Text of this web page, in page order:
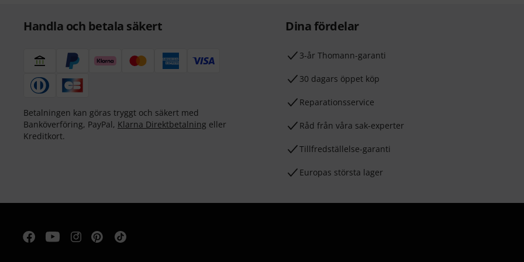
Handla och betala säkert
Betalningen kan göras tryggt och säkert med
Banköverföring, PayPal, Klarna Direktbetalning eller
Kreditkort.
Dina fördelar
3-år Thomann-garanti
30 dagars öppet köp
Reparationsservice
Råd från våra sak-experter
Tillfredställelse-garanti
Europas största lager